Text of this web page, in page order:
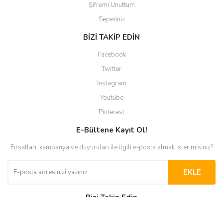
Şifremi Unuttum
Sepetiniz
BİZİ TAKİP EDİN
Facebook
Twitter
Instagram
Youtube
Pinterest
E-Bültene Kayıt Ol!
Fırsatları, kampanya ve duyuruları ile ilgili e-posta almak ister misiniz?
EKLE